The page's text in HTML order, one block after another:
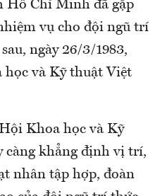
Hồ Chí Minh đã gặp
vụ cho đội ngũ trí
ngày 26/3/1983,
học và Kỹ thuật Việt
Khoa học và Kỹ
càng khẳng định vị trí,
nhân tập hợp, đoàn